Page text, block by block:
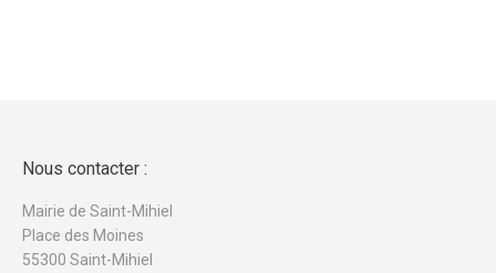
Nous contacter :
Mairie de Saint-Mihiel
Place des Moines
55300 Saint-Mihiel